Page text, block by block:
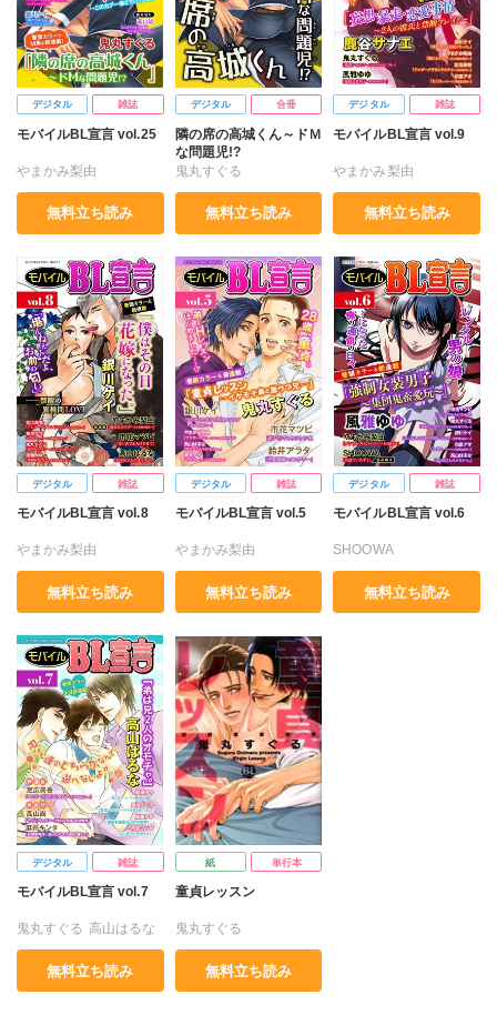
デジタル 雑誌
モバイルBL宣言 vol.25
やまかみ梨由
鬼丸すぐる 銀川ケイ
高山尚 池田ソウコ
風雅ゆゆ
無料立ち読み
デジタル 合冊
隣の席の高城くん～ドＭ
な問題児!?
鬼丸すぐる
無料立ち読み
デジタル 雑誌
モバイルBL宣言 vol.9
やまかみ梨由
鬼丸すぐる 銀川ケイ
鹿谷サナエ 定広美香
無料立ち読み
デジタル 雑誌
モバイルBL宣言 vol.8
やまかみ梨由
鬼丸すぐる 銀川ケイ
高山はるな 市花マツビ
和泉アオ
無料立ち読み
デジタル 雑誌
モバイルBL宣言 vol.5
やまかみ梨由
鬼丸すぐる 銀川ケイ
高山はるな 市花マツビ
無料立ち読み
デジタル 雑誌
モバイルBL宣言 vol.6
SHOOWA
やまかみ梨由
鬼丸すぐる 銀川ケイ
無料立ち読み
デジタル 雑誌
モバイルBL宣言 vol.7
鬼丸すぐる 高山はるな
高山尚 市花マツビ
定広美香 風雅ゆゆ
無料立ち読み
紙 単行本
童貞レッスン
鬼丸すぐる
無料立ち読み